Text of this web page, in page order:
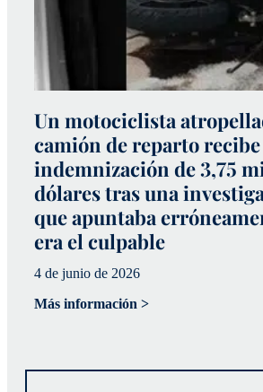
Un motociclista
camión de reparto
indemnización de 3,75
dólares tras una
que apuntaba
era el culpable
4 de junio de 2026
Más información >